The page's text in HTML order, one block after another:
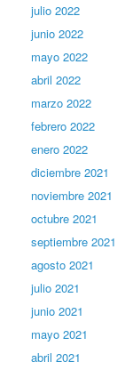
julio 2022
junio 2022
mayo 2022
abril 2022
marzo 2022
febrero 2022
enero 2022
diciembre 2021
noviembre 2021
octubre 2021
septiembre 2021
agosto 2021
julio 2021
junio 2021
mayo 2021
abril 2021